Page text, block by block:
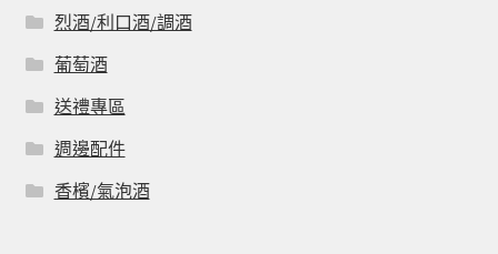
烈酒/利口酒/調酒
葡萄酒
送禮專區
週邊配件
香檳/氣泡酒